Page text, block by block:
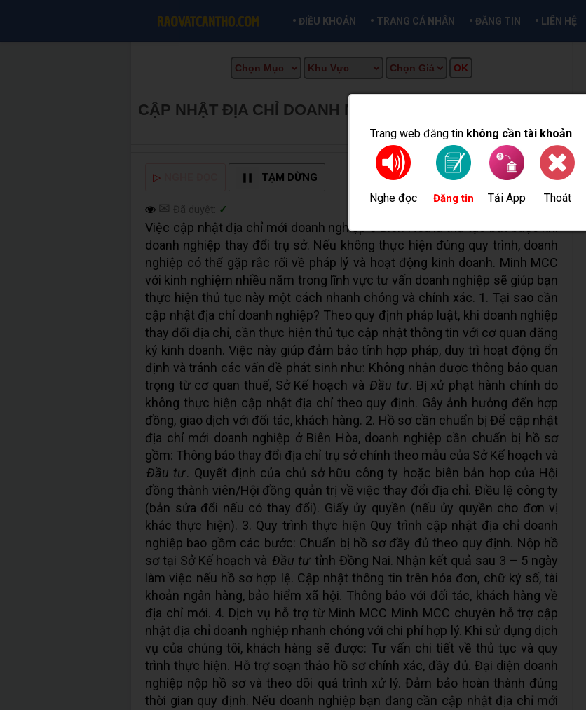
Trang web đăng tin không cần tài khoản
Nghe đọc Đăng tin Tải App Thoát
• ĐIỀU KHOẢN • TRANG CÁ NHÂN • ĐĂNG TIN • LIÊN HỆ
CẬP NHẬT ĐỊA CHỈ DOANH NGHIỆP Ở BIÊN HÒA
▷ TẠM DỪNG
✉ Đã duyệt: ✓
Việc cập nhật địa chỉ mới doanh nghiệp ở Biên Hòa là thủ tục bắt buộc khi
doanh nghiệp thay đổi trụ sở. Nếu không thực hiện đúng quy trình, doanh
nghiệp có thể gặp rắc rối về pháp lý và hoạt động kinh doanh. Minh MCC
với kinh nghiệm nhiều năm trong lĩnh vực tư vấn doanh nghiệp sẽ giúp bạn
thực hiện thủ tục này một cách nhanh chóng và chính xác. 1. Tại sao cần
cập nhật địa chỉ doanh nghiệp? Theo quy định pháp luật, khi doanh nghiệp
thay đổi địa chỉ, cần thực hiện thủ tục cập nhật thông tin với cơ quan đăng
ký kinh doanh. Việc này giúp đảm bảo tính hợp pháp, duy trì hoạt động ổn
định và tránh các vấn đề phát sinh như: Không nhận được thông báo quan
trọng từ cơ quan thuế, Sở Kế hoạch và Đầu tư. Bị xử phạt hành chính do
không thực hiện cập nhật địa chỉ theo quy định. Gây ảnh hưởng đến hợp
đồng, giao dịch với đối tác, khách hàng. 2. Hồ sơ cần chuẩn bị Để cập nhật
địa chỉ mới doanh nghiệp ở Biên Hòa, doanh nghiệp cần chuẩn bị hồ sơ
gồm: Thông báo thay đổi địa chỉ trụ sở chính theo mẫu của Sở Kế hoạch và
Đầu tư. Quyết định của chủ sở hữu công ty hoặc biên bản họp của Hội
đồng thành viên/Hội đồng quản trị về việc thay đổi địa chỉ. Điều lệ công ty
(bản sửa đổi nếu có thay đổi). Giấy ủy quyền (nếu ủy quyền cho đơn vị
khác thực hiện). 3. Quy trình thực hiện Quy trình cập nhật địa chỉ doanh
nghiệp bao gồm các bước: Chuẩn bị hồ sơ đầy đủ theo quy định. Nộp hồ
sơ tại Sở Kế hoạch và Đầu tư tỉnh Đồng Nai. Nhận kết quả sau 3 – 5 ngày
làm việc nếu hồ sơ hợp lệ. Cập nhật thông tin trên hóa đơn, chữ ký số, tài
khoản ngân hàng, bảo hiểm xã hội. Thông báo với đối tác, khách hàng về
địa chỉ mới. 4. Dịch vụ hỗ trợ từ Minh MCC Minh MCC chuyên hỗ trợ cập
nhật địa chỉ doanh nghiệp nhanh chóng với chi phí hợp lý. Khi sử dụng dịch
vụ của chúng tôi, khách hàng sẽ được: Tư vấn chi tiết về thủ tục và quy
trình thực hiện. Hỗ trợ soạn thảo hồ sơ chính xác, đầy đủ. Đại diện doanh
nghiệp nộp hồ sơ và theo dõi quá trình xử lý. Đảm bảo hoàn thành đúng
thời gian quy định. Nếu doanh nghiệp bạn đang cần cập nhật địa chỉ mới